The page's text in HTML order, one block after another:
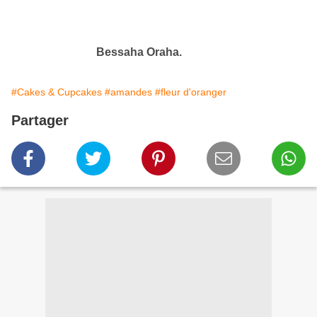
Bessaha Oraha.
#Cakes & Cupcakes #amandes #fleur d'oranger
Partager